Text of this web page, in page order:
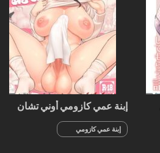
إبنة عمي كازومي أوني تشان
الفوتاناري
إبنة عمي كازومي
أوني تشان الفوتاناري